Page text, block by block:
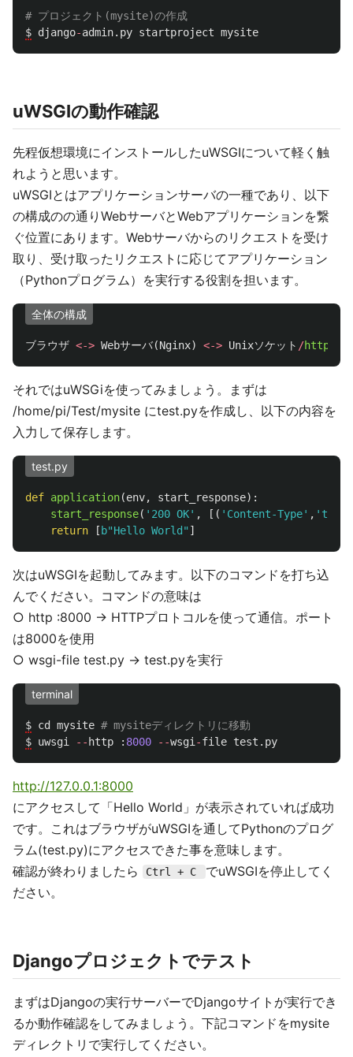
$ django-admin. py startproject mysite
uWSGIの動作確認
先程仮想環境にインストールしたuWSGIについて軽く触
れようと思います。
uWSGIとはアプリケーションサーバの一種であり、以下
の構成のの通りWebサーバとWebアプリケーションを繋
ぐ位置にあります。Webサーバからのリクエストを受け
取り、受け取ったリクエストに応じてアプリケーション
（Pythonプログラム）を実行する役割を担います。
全体の構成
ブラウザ <-> Webサーバ(Nginx) <-> Unixソケット /http
それではuWSGiを使ってみましょう。まずは
/home/pi/Test/mysite にtest.pyを作成し、以下の内容を
入力して保存します。
test.py
def application(env, start_response):
start_response( ' 200 OK' , [( ' Content-Type' , ' text/
return
[ b"Hello World " ]
次はuWSGIを起動してみます。以下のコマンドを打ち込
んでください。コマンドの意味は
○ http :8000 -> HTTPプロトコルを使って通信。ポート
は8000を使用
○ wsgi-file test.py -> test.pyを実行
terminal
$ cd mysite
$ uwsgi -- http : 8000 --wsgi -file test . py
http://127.0.0.1:8000
にアクセスして「Hello World」が表示されていれば成功
です。これはブラウザがuWSGIを通してPythonのプログ
ラム(test.py)にアクセスできた事を意味します。
確認が終わりましたら
Ctrl + C
でuWSGIを停止してく
ださい。
Djangoプロジェクトでテスト
まずはDjangoの実行サーバーでDjangoサイトが実行でき
るか動作確認をしてみましょう。下記コマンドをmysite
ディレクトリで実行してください。